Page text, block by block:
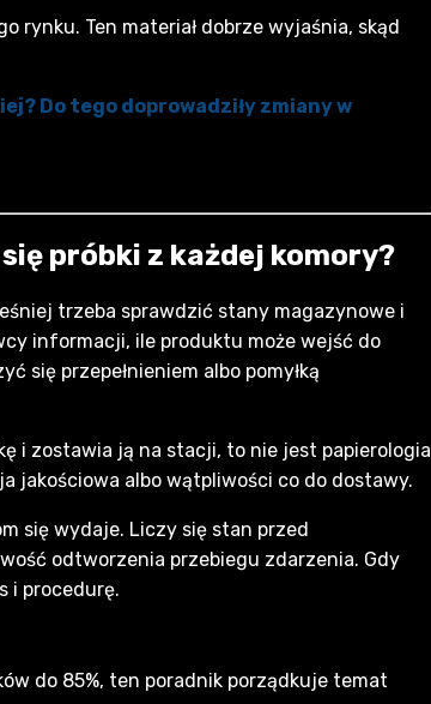
rynku. Ten materiał dobrze wyjaśnia, skąd
Do tego doprowadziły zmiany w
próbki z każdej komory?
trzeba sprawdzić stany magazynowe i
informacji, ile produktu może wejść do
się przepełnieniem albo pomyłką
i zostawia ją na stacji, to nie jest papierologia
jakościowa albo wątpliwości co do dostawy.
się wydaje. Liczy się stan przed
odtworzenia przebiegu zdarzenia. Gdy
i procedurę.
do 85%, ten poradnik porządkuje temat